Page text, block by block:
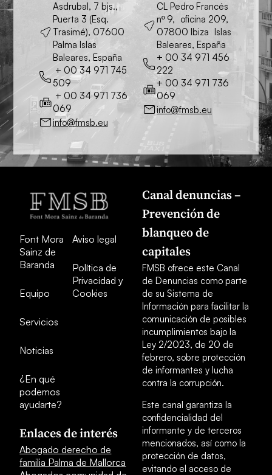
Asdrubal, 7 bjs.,
Puerta 3 (Esq.
Trasimé), 07600
Palma Islas
Baleares, España
+ 00 34 971 745
509
+ 00 34 971 736
069
info@fmsb.eu
CL Pedro Francés
nº 9, oficina 209,
07800 Ibiza Islas
Baleares, España
+ 00 34 971 456
222
+ 00 34 971 736
069
info@fmsb.eu
Font Mora
Sainz de
Baranda
Equipo
Servicios
Noticias
¿En qué
podemos
ayudarte?
Aviso legal
Política de
Privacidad y
Cookies
Enlaces de interés
Abogado derecho de
familia Palma de Mallorca
Canal denuncias –
Prevención de
blanqueo de
capitales
FMSB ofrece este Canal
de Denuncias como parte
de su Sistema de
Información para facilitar la
comunicación de posibles
incumplimientos bajo la
Ley 2/2023, de 20 de
febrero, sobre protección
de informantes y lucha
contra la corrupción.
Este canal garantiza la
confidencialidad del
informante y de terceros
mencionados, así como la
protección de datos,
evitando el acceso de